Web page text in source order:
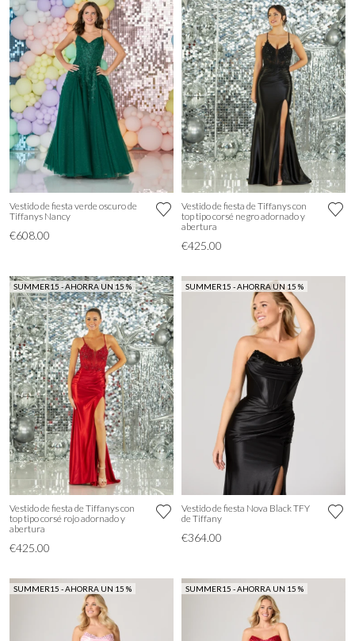
Vestido de fiesta verde oscuro de
Tiffanys Nancy
€608.00
Vestido de fiesta de Tiffanys con
top tipo corsé negro adornado y
abertura
€425.00
SUMMER15 - AHORRA UN 15 %
Vestido de fiesta de Tiffanys con
top tipo corsé rojo adornado y
abertura
€425.00
SUMMER15 - AHORRA UN 15 %
Vestido de fiesta Nova Black TFY
de Tiffany
€364.00
SUMMER15 - AHORRA UN 15 % SUMMER15 - AHORRA UN 15 %